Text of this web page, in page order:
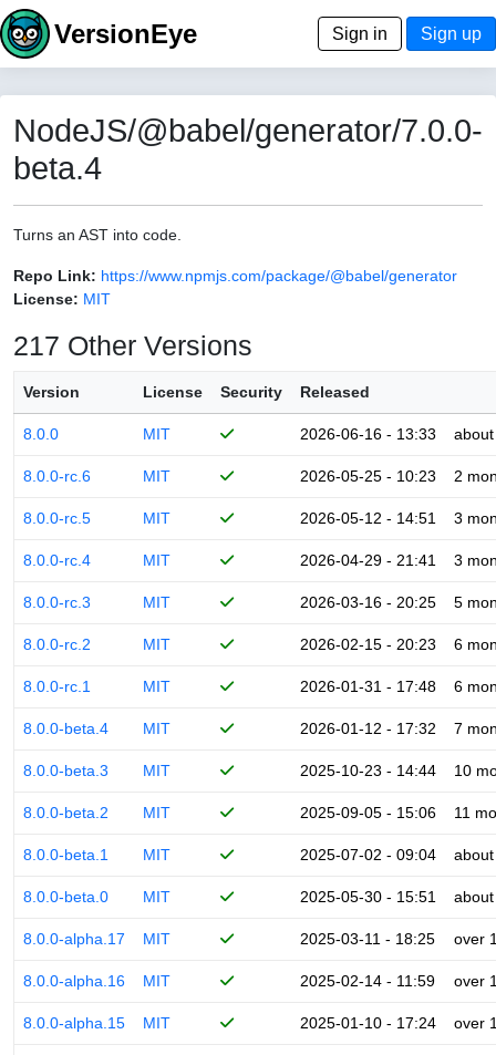
VersionEye Sign in Sign up
NodeJS/@babel/generator/7.0.0-
beta.4
Turns an AST into code.
Repo Link: https://www.npmjs.com/package/@babel/generator
License: MIT
217 Other Versions
Version License Security Released
8.0.0 MIT 2026-06-16 - 13:33
8.0.0-rc.6 MIT 2026-05-25 - 10:23 2
8.0.0-rc.5 MIT 2026-05-12 - 14:51 3
8.0.0-rc.4 MIT 2026-04-29 - 21:41 3
8.0.0-rc.3 MIT 2026-03-16 - 20:25 5
8.0.0-rc.2 MIT 2026-02-15 - 20:23 6
8.0.0-rc.1 MIT 2026-01-31 - 17:48 6
8.0.0-beta.4 MIT 2026-01-12 - 17:32 7
8.0.0-beta.3 MIT 2025-10-23 - 14:44 10
8.0.0-beta.2 MIT 2025-09-05 - 15:06 11
8.0.0-beta.1 MIT 2025-07-02 - 09:04
8.0.0-beta.0 MIT 2025-05-30 - 15:51
8.0.0-alpha.17 MIT 2025-03-11 - 18:25 over
8.0.0-alpha.16 MIT 2025-02-14 - 11:59 over
8.0.0-alpha.15 MIT 2025-01-10 - 17:24 over